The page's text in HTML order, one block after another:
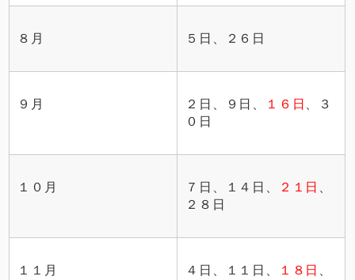
８月 ５日、２６日
９月 ２日、９日、 １６日
、３
０日
１０月 ７日、１４日、 ２１日
２８日
１１月 ４日、１１日、 １８日